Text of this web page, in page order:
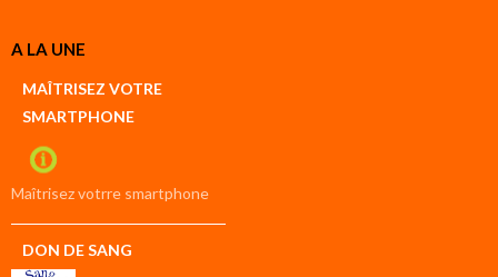
Créer
compte
compte
A LA UNE
MAÎTRISEZ VOTRE
SMARTPHONE
Maîtrisez votrre smartphone
DON DE SANG